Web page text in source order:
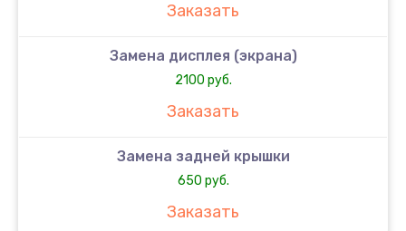
Заказать
Замена дисплея (экрана)
2100 руб.
Заказать
Замена задней крышки
650 руб.
Заказать